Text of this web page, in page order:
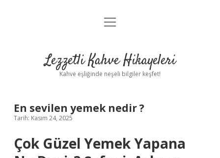
Anasayfa
Yasal Uyarı
menüyü
Lezzetli Kahve Hikayeleri
Kahve eşliğinde neşeli bilgiler keşfet!
En sevilen yemek nedir ?
Tarih: Kasım 24, 2025
Çok Güzel Yemek Yapana